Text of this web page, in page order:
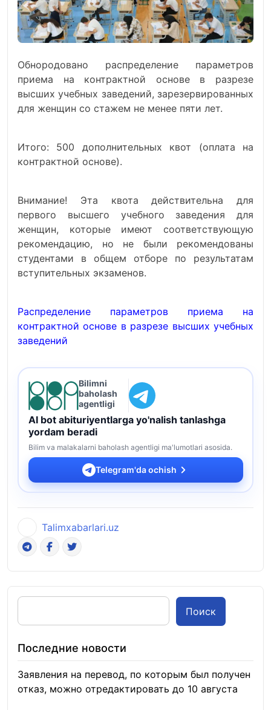
Обнородовано распределение параметров
приема на контрактной основе в разрезе
высших учебных заведений, зарезервированных
для женщин со стажем не менее пяти лет.
Итого: 500 дополнительных квот (оплата на
контрактной основе).
Внимание! Эта квота действительна для
первого высшего учебного заведения для
женщин, которые имеют соответствующую
рекомендацию, но не были рекомендованы
студентами в общем отборе по результатам
вступительных экзаменов.
Распределение параметров приема на
контрактной основе в разрезе высших учебных
заведений
Bilimni
baholash
agentligi
AI bot abituriyentlarga yo'nalish tanlashga
yordam beradi
Bilim va malakalarni baholash agentligi ma'lumotlari asosida.
Telegram'da ochish
Talimxabarlari.uz
Поиск
Последние новости
Заявления на перевод, по которым был получен
отказ, можно отредактировать до 10 августа